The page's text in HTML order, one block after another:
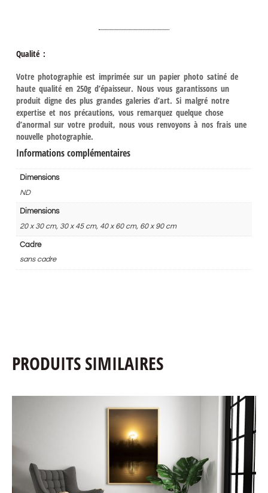
Qualité :
Votre photographie est imprimée sur un papier photo satiné de
haute qualité en 250g d’épaisseur. Nous vous garantissons un
produit digne des plus grandes galeries d’art. Si malgré notre
expertise et nos précautions, vous remarquez quelque chose
d’anormal sur votre produit, nous vous renvoyons à nos frais une
nouvelle photographie.
Informations complémentaires
Dimensions
ND
Dimensions
20 x 30 cm, 30 x 45 cm, 40 x 60 cm, 60 x 90 cm
Cadre
sans cadre
PRODUITS SIMILAIRES